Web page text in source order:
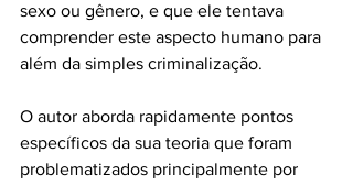
sexo ou gênero, e que ele tentava
comprender este aspecto humano para
além da simples criminalização.
O autor aborda rapidamente pontos
específicos da sua teoria que foram
problematizados principalmente por